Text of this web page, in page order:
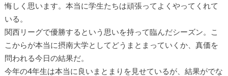
悔しく思います。本当に学生たちは頑張ってよくやってくれて
いる。
関西リーグで優勝するという思いを持って臨んだシーズン。こ
こからが本当に摂南大学としてどうまとまっていくか、真価を
問われる今日の結果だ。
今年の4年生は本当に良いまとまりを見せているが、結果がでな